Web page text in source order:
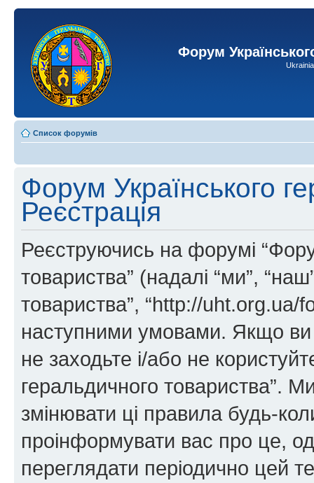
Форум
Список форумів
Форум Українського
Реєстрація
Реєструючись на форумі
товариства” (надалі “ми”,
товариства”, “http://uht.org.ua/
наступними умовами. Якщо ви
не заходьте і/або не
геральдичного товариства”.
змінювати ці правила будь-
проінформувати вас про це,
переглядати періодично цей